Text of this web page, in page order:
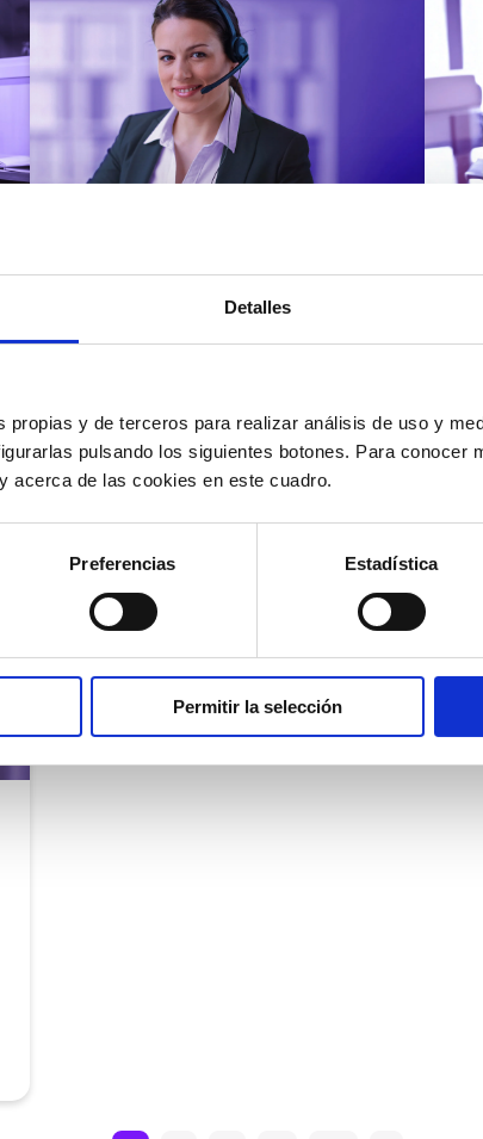
Detalles
propias y de terceros para realizar análisis de uso y
pulsando los siguientes botones. Para conocer
acerca de las cookies en este cuadro.
Preferencias Estadística
Permitir la selección
Cómo automatizar la
evaluación de llamadas en
12/05/2026